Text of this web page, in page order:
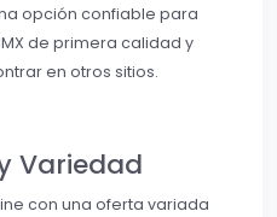
opción confiable para
de primera calidad y
en otros sitios.
Variedad
con una oferta variada